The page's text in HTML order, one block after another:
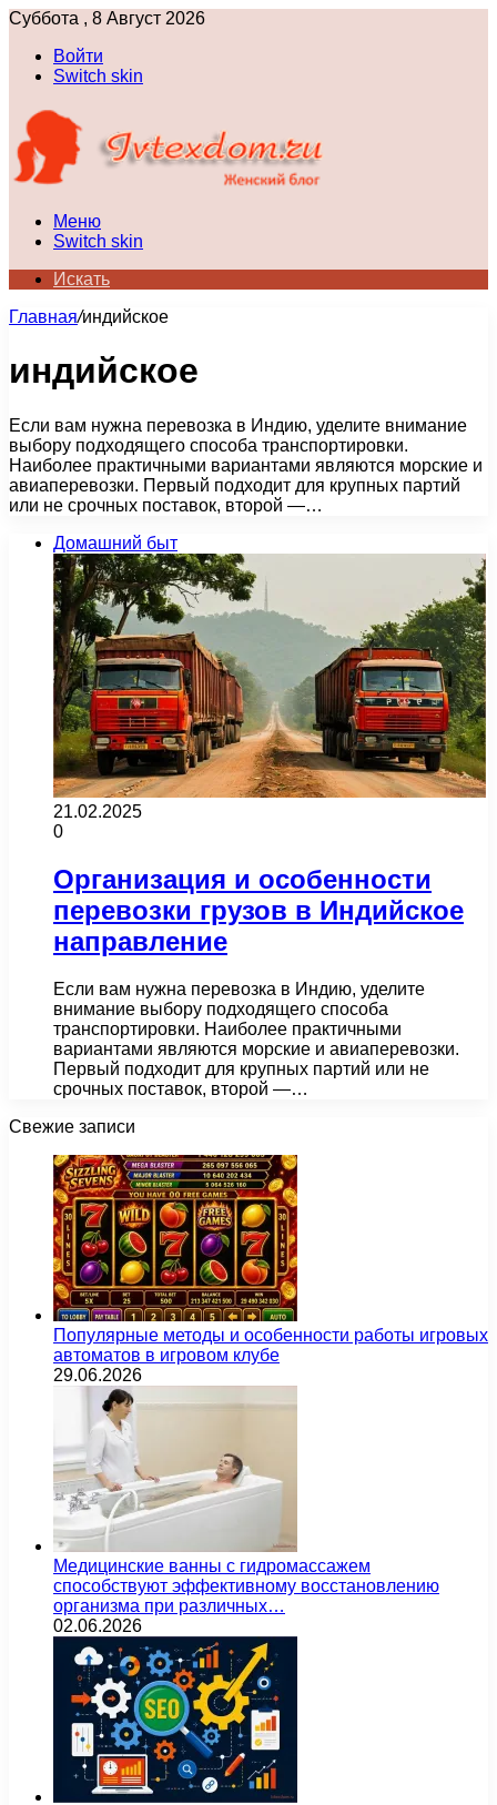
Суббота , 8 Август 2026
Войти
Switch skin
Меню
Switch skin
Искать
Главная/индийское
индийское
Если вам нужна перевозка в Индию, уделите внимание
выбору подходящего способа транспортировки.
Наиболее практичными вариантами являются морские и
авиаперевозки. Первый подходит для крупных партий
или не срочных поставок, второй —…
Домашний быт
21.02.2025
0
Организация и особенности
перевозки грузов в Индийское
направление
Если вам нужна перевозка в Индию, уделите
внимание выбору подходящего способа
транспортировки. Наиболее практичными
вариантами являются морские и авиаперевозки.
Первый подходит для крупных партий или не
срочных поставок, второй —…
Свежие записи
Популярные методы и особенности работы игровых
автоматов в игровом клубе
29.06.2026
Медицинские ванны с гидромассажем
способствуют эффективному восстановлению
организма при различных…
02.06.2026